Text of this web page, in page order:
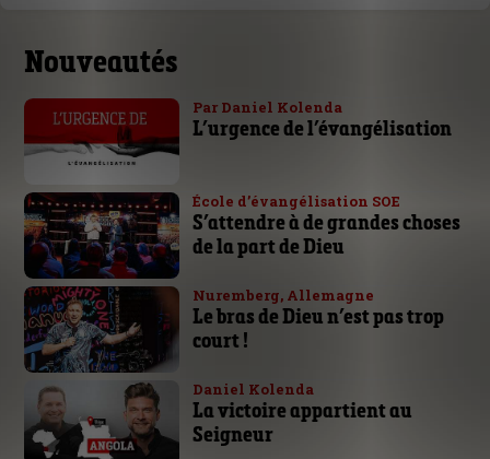
Nouveautés
Par Daniel Kolenda
L’urgence de l’évangélisation
École d’évangélisation SOE
S’attendre à de grandes choses
de la part de Dieu
Nuremberg, Allemagne
Le bras de Dieu n’est pas trop
court !
Daniel Kolenda
La victoire appartient au
Seigneur